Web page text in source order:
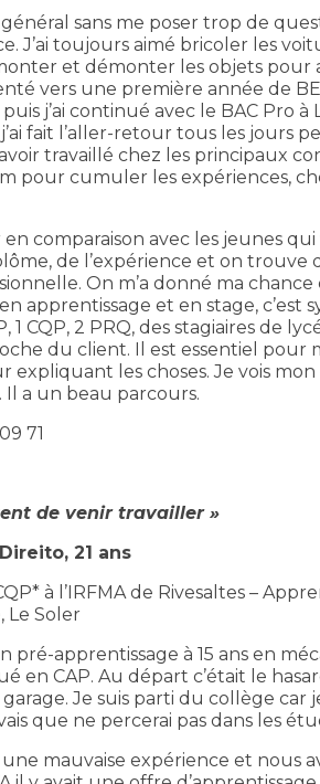
sans me poser trop de
J’ai toujours aimé bricoler les
et démonter les objets pour
vers une première année de
j’ai continué avec le BAC Pro à
fait l’aller-retour tous les jours
travaillé chez les principaux
pour cumuler les expériences,
comparaison avec les jeunes qui
de l’expérience et on trouve
On m’a donné ma
apprentissage et en stage, c’est
CQP, 2 PRQ, des stagiaires de
du client. Il est essentiel pour
les choses. Je vois
Il a un beau parcours.
71
de venir travailler »
21 ans
à l’IRFMA de Rivesaltes –
Le Soler
pré-apprentissage à 15 ans en
en CAP. Au départ c’était le
Je suis parti du collège car
que ne percerai pas dans les
une mauvaise expérience et nous